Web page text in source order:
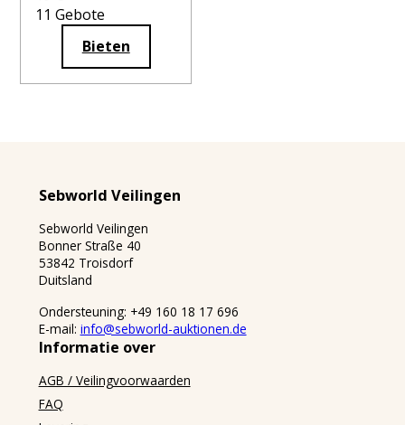
11 Gebote
Bieten
Sebworld Veilingen
Sebworld Veilingen
Bonner Straße 40
53842 Troisdorf
Duitsland
Ondersteuning: +49 160 18 17 696
E-mail: info@sebworld-auktionen.de
Informatie over
AGB / Veilingvoorwaarden
FAQ